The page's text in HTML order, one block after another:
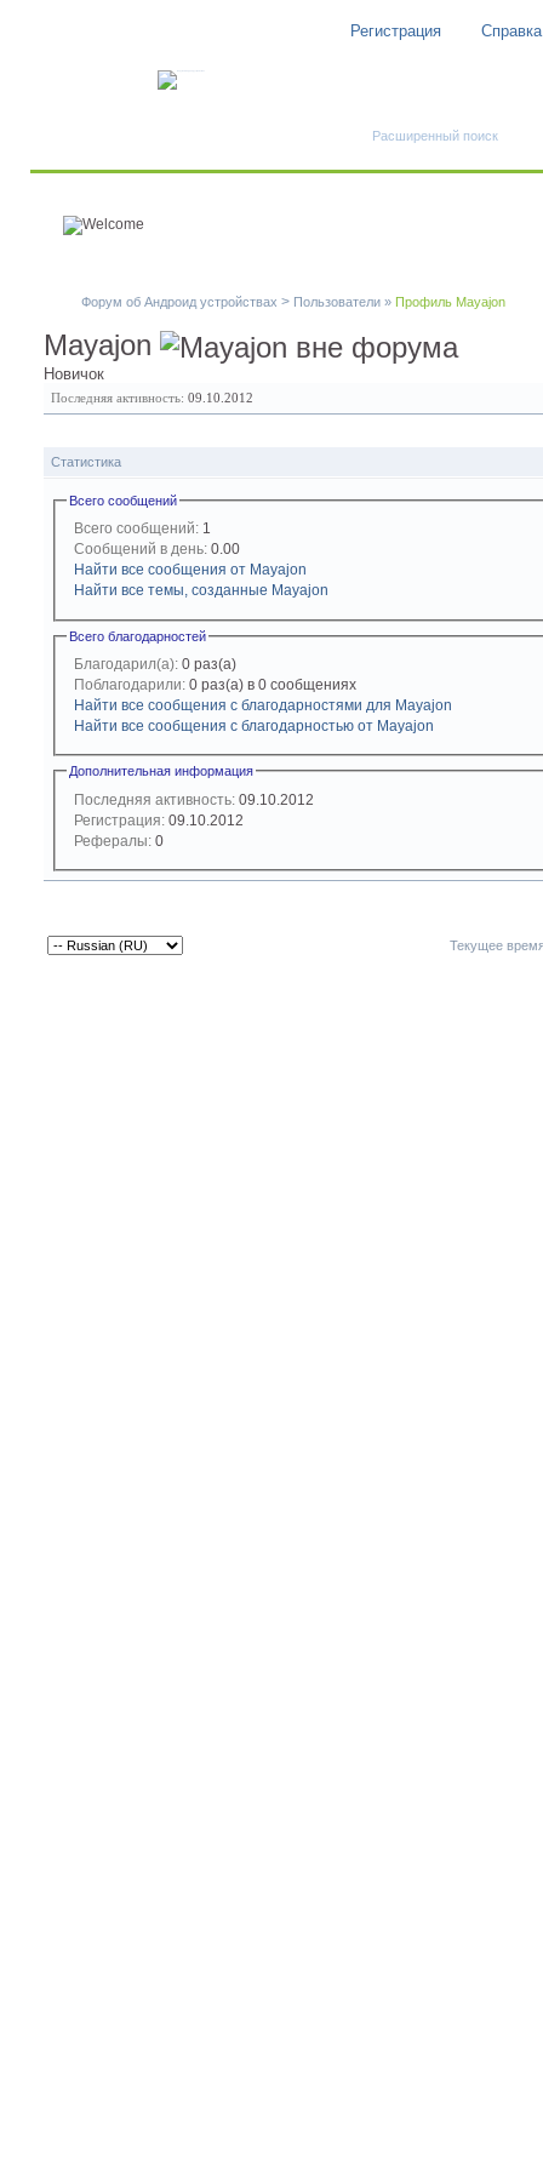
Регистрация Справка
Расширенный поиск
Форум об Андроид устройствах > Пользователи » Профиль Mayajon
Mayajon
Новичок
Последняя активность: 09.10.2012
Статистика
Всего сообщений
Всего сообщений: 1
Сообщений в день: 0.00
Найти все сообщения от Mayajon
Найти все темы, созданные Mayajon
Всего благодарностей
Благодарил(а): 0 раз(а)
Поблагодарили: 0 раз(а) в 0 сообщениях
Найти все сообщения с благодарностями для Mayajon
Найти все сообщения с благодарностью от Mayajon
Дополнительная информация
Последняя активность: 09.10.2012
Регистрация: 09.10.2012
Рефералы: 0
Текущее